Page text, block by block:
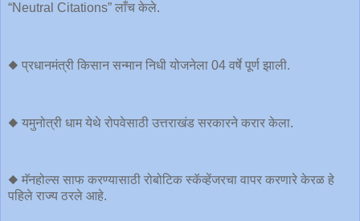
“Neutral Citations” लाँच केले.
◆ प्रधानमंत्री किसान सन्मान निधी योजनेला 04 वर्षे पूर्ण झाली.
◆ यमुनोत्री धाम येथे रोपवेसाठी उत्तराखंड सरकारने करार केला.
◆ मॅनहोल्स साफ करण्यासाठी रोबोटिक स्कॅव्हेंजरचा वापर करणारे केरळ हे
पहिले राज्य ठरले आहे.